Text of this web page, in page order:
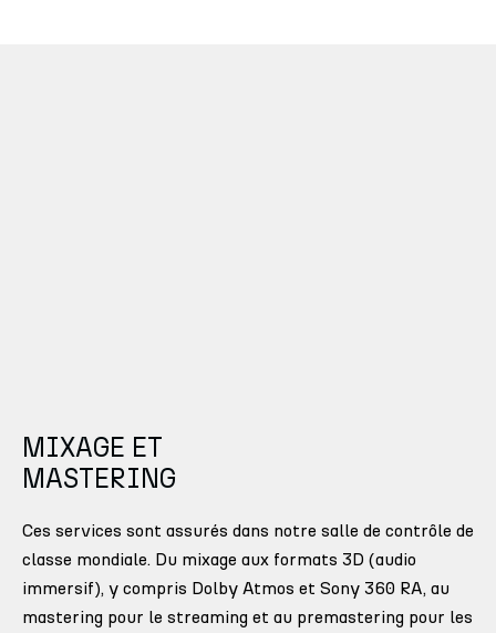
MIXAGE ET
MASTERING
Ces services sont assurés dans notre salle de contrôle de
classe mondiale. Du mixage aux formats 3D (audio
immersif), y compris Dolby Atmos et Sony 360 RA, au
mastering pour le streaming et au premastering pour les